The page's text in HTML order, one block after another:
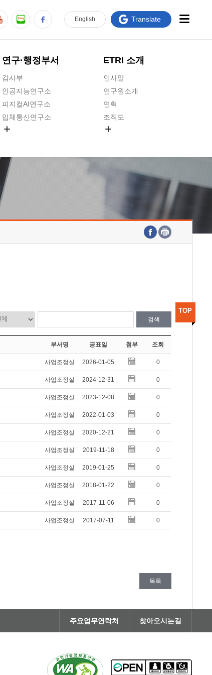
연구·행정부서
감사부
인공지능연구소
피지컬AI연구소
입체통신연구소
ICT전략연구소
인공지능안전연구소
우주항공반도체전략연구단
대경권연구본부
호남권연구본부
기획본부
ETRI 소개
인사말
연구원소개
연혁
조직도
연구원 고객헌장
ETRI CI
찾아오시는길
English Translate
검색
부서명 공표일 첨부 조회
사업조정실 2026-01-05 0
사업조정실 2024-12-31 0
사업조정실 2023-12-08 0
사업조정실 2022-01-03 0
사업조정실 2020-12-21 0
사업조정실 2019-11-18 0
사업조정실 2019-01-25 0
사업조정실 2018-01-22 0
사업조정실 2017-11-06 0
사업조정실 2017-07-11 0
목록
TOP
주요업무연락처 찾아오시는길